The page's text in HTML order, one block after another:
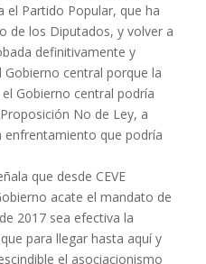
el Partido Popular, que ha
de los Diputados, y volver a
definitivamente y
central porque la
Gobierno central podría
No de Ley, a
que podría
que desde CEVE
acate el mandato de
2017 sea efectiva la
para llegar hasta aquí y
el asociacionismo